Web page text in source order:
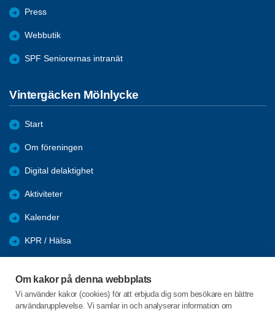
Om kakor på denna webbplats
Vi använder kakor (cookies) för att erbjuda dig som besökare en bättre
användarupplevelse. Vi samlar in och analyserar information om
Press
Webbutik
SPF Seniorernas intranät
Vintergäcken Mölnlycke
Start
Om föreningen
Digital delaktighet
Aktiviteter
Kalender
KPR / Hälsa
Nyhetsarkiv
Länkar